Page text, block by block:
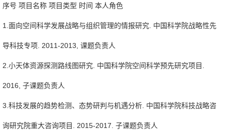
序号 项目名称 项目类型 时间 本人角色
1.面向空间科学发展战略与组织管理的情报研究. 中国科学院战略性先
导科技专项. 2011-2013, 课题负责人
2.小天体资源探测路线图研究. 中国科学院空间科学预先研究项目.
2016, 子课题负责人
3.科技发展的趋势检测、态势研判与机遇分析. 中国科学院科技战略咨
询研究院重大咨询项目. 2015-2017. 子课题负责人